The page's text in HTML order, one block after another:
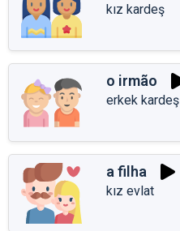
kız kardeş
o irmão
erkek kardeş
a filha
kız evlat